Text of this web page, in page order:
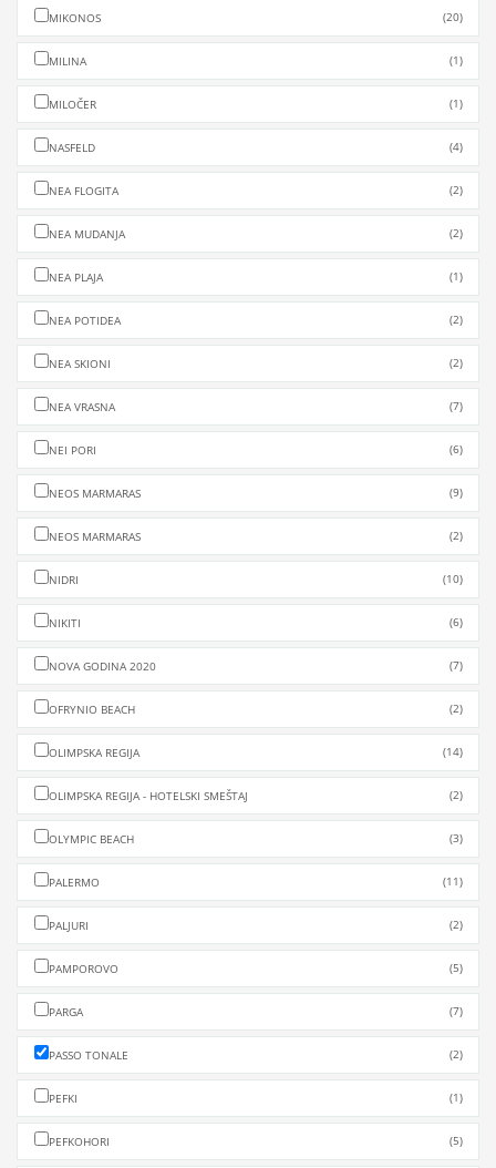
MIKONOS (20)
MILINA (1)
MILOČER (1)
NASFELD (4)
NEA FLOGITA (2)
NEA MUDANJA (2)
NEA PLAJA (1)
NEA POTIDEA (2)
NEA SKIONI (2)
NEA VRASNA (7)
NEI PORI (6)
NEOS MARMARAS (9)
NEOS MARMARAS (2)
NIDRI (10)
NIKITI (6)
NOVA GODINA 2020 (7)
OFRYNIO BEACH (2)
OLIMPSKA REGIJA (14)
OLIMPSKA REGIJA - HOTELSKI SMEŠTAJ (2)
OLYMPIC BEACH (3)
PALERMO (11)
PALJURI (2)
PAMPOROVO (5)
PARGA (7)
PASSO TONALE (2)
PEFKI (1)
PEFKOHORI (5)